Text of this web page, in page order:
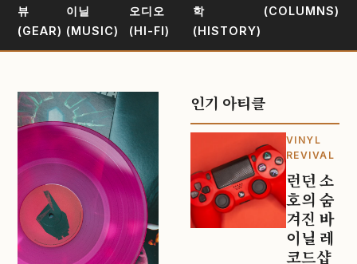
뷰
(GEAR)
이닐
(MUSIC)
오디오
(HI-FI)
학
(HISTORY)
(COLUMNS)
인기 아티클
VINYL
REVIVAL
런던 소
호의 숨
겨진 바
이닐 레
코드샵